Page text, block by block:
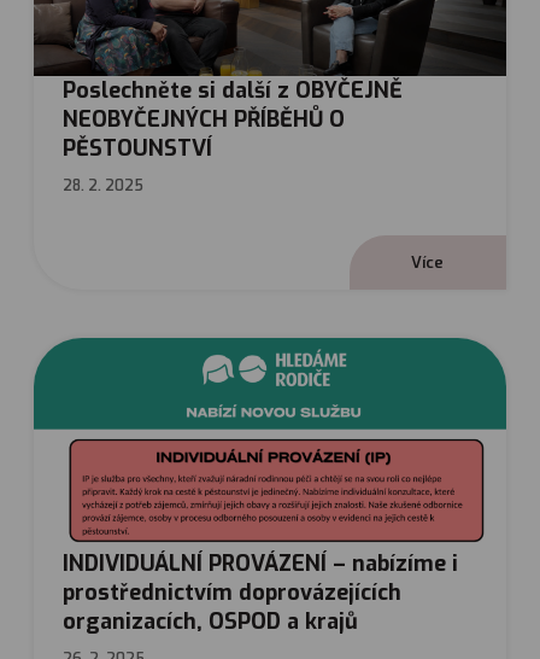
Poslechněte si další z OBYČEJNĚ
NEOBYČEJNÝCH PŘÍBĚHŮ O
PĚSTOUNSTVÍ
28. 2. 2025
Více
INDIVIDUÁLNÍ PROVÁZENÍ – nabízíme i
prostřednictvím doprovázejících
organizacích, OSPOD a krajů